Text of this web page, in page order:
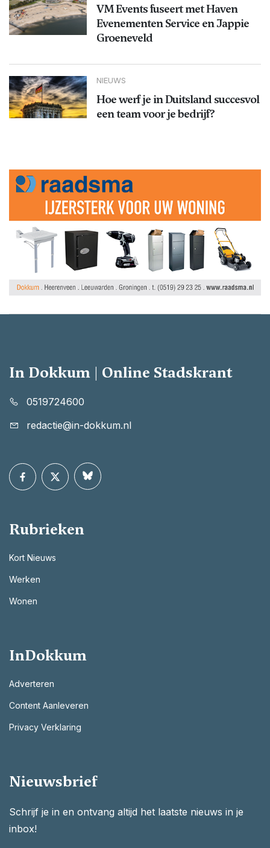
VM Events fuseert met Haven
Evenementen Service en Jappie
Groeneveld
NIEUWS
Hoe werf je in Duitsland succesvol
een team voor je bedrijf?
In Dokkum | Online Stadskrant
0519724600
redactie@in-dokkum.nl
Rubrieken
Kort Nieuws
Werken
Wonen
InDokkum
Adverteren
Content Aanleveren
Privacy Verklaring
Nieuwsbrief
Schrijf je in en ontvang altijd het laatste nieuws in je
inbox!